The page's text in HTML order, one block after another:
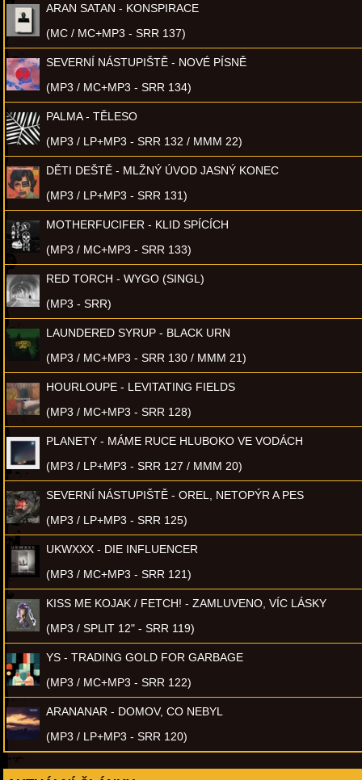
ARAN SATAN - KONSPIRACE
(MC / MC+MP3 - SRR 137)
SEVERNÍ NÁSTUPIŠTĚ - NOVÉ PÍSNĚ
(MP3 / MC+MP3 - SRR 134)
PALMA - TĚLESO
(MP3 / LP+MP3 - SRR 132 / MMM 22)
DĚTI DEŠTĚ - MLŽNÝ ÚVOD JASNÝ KONEC
(MP3 / LP+MP3 - SRR 131)
MOTHERFUCIFER - KLID SPÍCÍCH
(MP3 / MC+MP3 - SRR 133)
RED TORCH - WYGO (SINGL)
(MP3 - SRR)
LAUNDERED SYRUP - BLACK URN
(MP3 / MC+MP3 - SRR 130 / MMM 21)
HOURLOUPE - LEVITATING FIELDS
(MP3 / MC+MP3 - SRR 128)
PLANETY - MÁME RUCE HLUBOKO VE VODÁCH
(MP3 / LP+MP3 - SRR 127 / MMM 20)
SEVERNÍ NÁSTUPIŠTĚ - OREL, NETOPÝR A PES
(MP3 / LP+MP3 - SRR 125)
UKWXXX - DIE INFLUENCER
(MP3 / MC+MP3 - SRR 121)
KISS ME KOJAK / FETCH! - ZAMLUVENO, VÍC LÁSKY
(MP3 / SPLIT 12" - SRR 119)
YS - TRADING GOLD FOR GARBAGE
(MP3 / MC+MP3 - SRR 122)
ARANANAR - DOMOV, CO NEBYL
(MP3 / LP+MP3 - SRR 120)